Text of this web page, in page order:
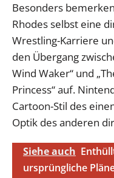
Besonders
Rhodes selbst eine
Wrestling-Karriere
den Übergang
Wind Waker“ und
Princess“ auf.
Cartoon-Stil des
Optik des anderen
Siehe auch
ursprüngliche